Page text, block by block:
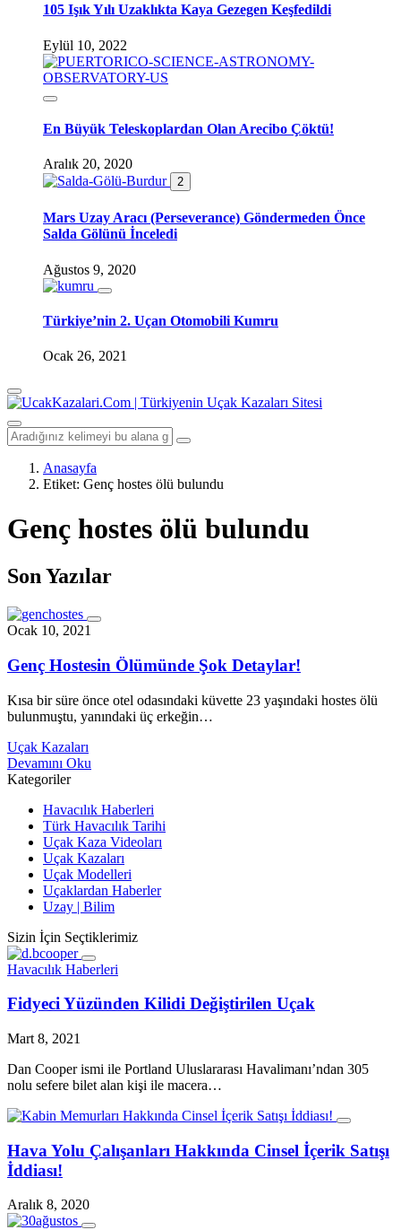
105 Işık Yılı Uzaklıkta Kaya Gezegen Keşfedildi
Eylül 10, 2022
En Büyük Teleskoplardan Olan Arecibo Çöktü!
Aralık 20, 2020
2
Mars Uzay Aracı (Perseverance) Göndermeden Önce
Salda Gölünü İnceledi
Ağustos 9, 2020
Türkiye’nin 2. Uçan Otomobili Kumru
Ocak 26, 2021
Anasayfa
Etiket: Genç hostes ölü bulundu
Genç hostes ölü bulundu
Son Yazılar
Ocak 10, 2021
Genç Hostesin Ölümünde Şok Detaylar!
Kısa bir süre önce otel odasındaki küvette 23 yaşındaki hostes ölü
bulunmuştu, yanındaki üç erkeğin…
Uçak Kazaları
Devamını Oku
Kategoriler
Havacılık Haberleri
Türk Havacılık Tarihi
Uçak Kaza Videoları
Uçak Kazaları
Uçak Modelleri
Uçaklardan Haberler
Uzay | Bilim
Sizin İçin Seçtiklerimiz
Havacılık Haberleri
Fidyeci Yüzünden Kilidi Değiştirilen Uçak
Mart 8, 2021
Dan Cooper ismi ile Portland Uluslararası Havalimanı’ndan 305
nolu sefere bilet alan kişi ile macera…
Hava Yolu Çalışanları Hakkında Cinsel İçerik Satışı
İddiası!
Aralık 8, 2020